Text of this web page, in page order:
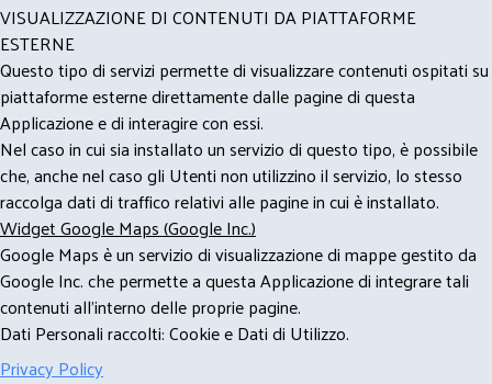
VISUALIZZAZIONE DI CONTENUTI DA PIATTAFORME
ESTERNE
Questo tipo di servizi permette di visualizzare contenuti ospitati su
piattaforme esterne direttamente dalle pagine di questa
Applicazione e di interagire con essi.
Nel caso in cui sia installato un servizio di questo tipo, è possibile
che, anche nel caso gli Utenti non utilizzino il servizio, lo stesso
raccolga dati di traffico relativi alle pagine in cui è installato.
Widget Google Maps (Google Inc.)
Google Maps è un servizio di visualizzazione di mappe gestito da
Google Inc. che permette a questa Applicazione di integrare tali
contenuti all'interno delle proprie pagine.
Dati Personali raccolti: Cookie e Dati di Utilizzo.
Privacy Policy